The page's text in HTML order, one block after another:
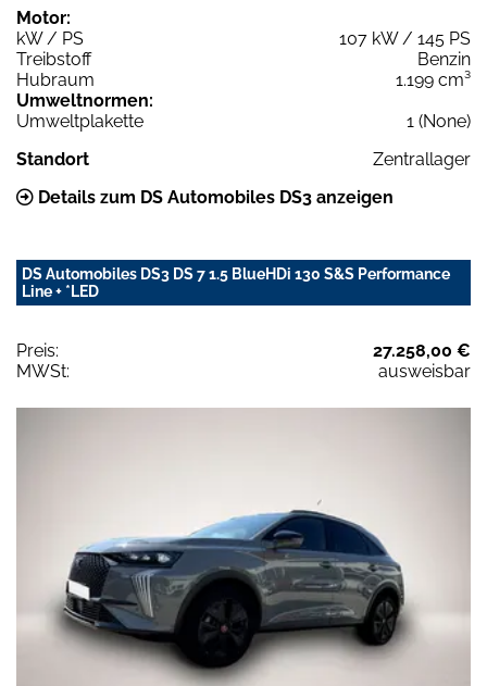
Motor:
kW / PS
107 kW / 145 PS
Treibstoff
Benzin
Hubraum
1.199 cm³
Umweltnormen:
Umweltplakette
1 (None)
Standort
Zentrallager
Details zum DS Automobiles DS3 anzeigen
DS Automobiles DS3 DS 7 1.5 BlueHDi 130 S&S Performance
Line + *LED
Preis:
27.258,00 €
MWSt:
ausweisbar